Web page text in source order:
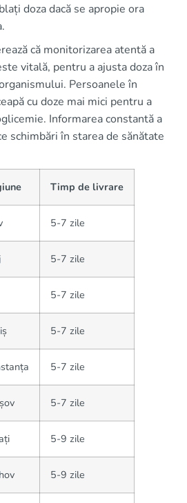
doza dacă se apropie ora
că monitorizarea atentă a
vitală, pentru a ajusta doza în
Persoanele în
cu doze mai mici pentru a
Informarea constantă a
schimbări în starea de sănătate
Timp de livrare
5-7 zile
5-7 zile
5-7 zile
5-7 zile
5-7 zile
5-7 zile
5-9 zile
5-9 zile